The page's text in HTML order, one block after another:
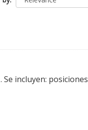
incluyen: posiciones